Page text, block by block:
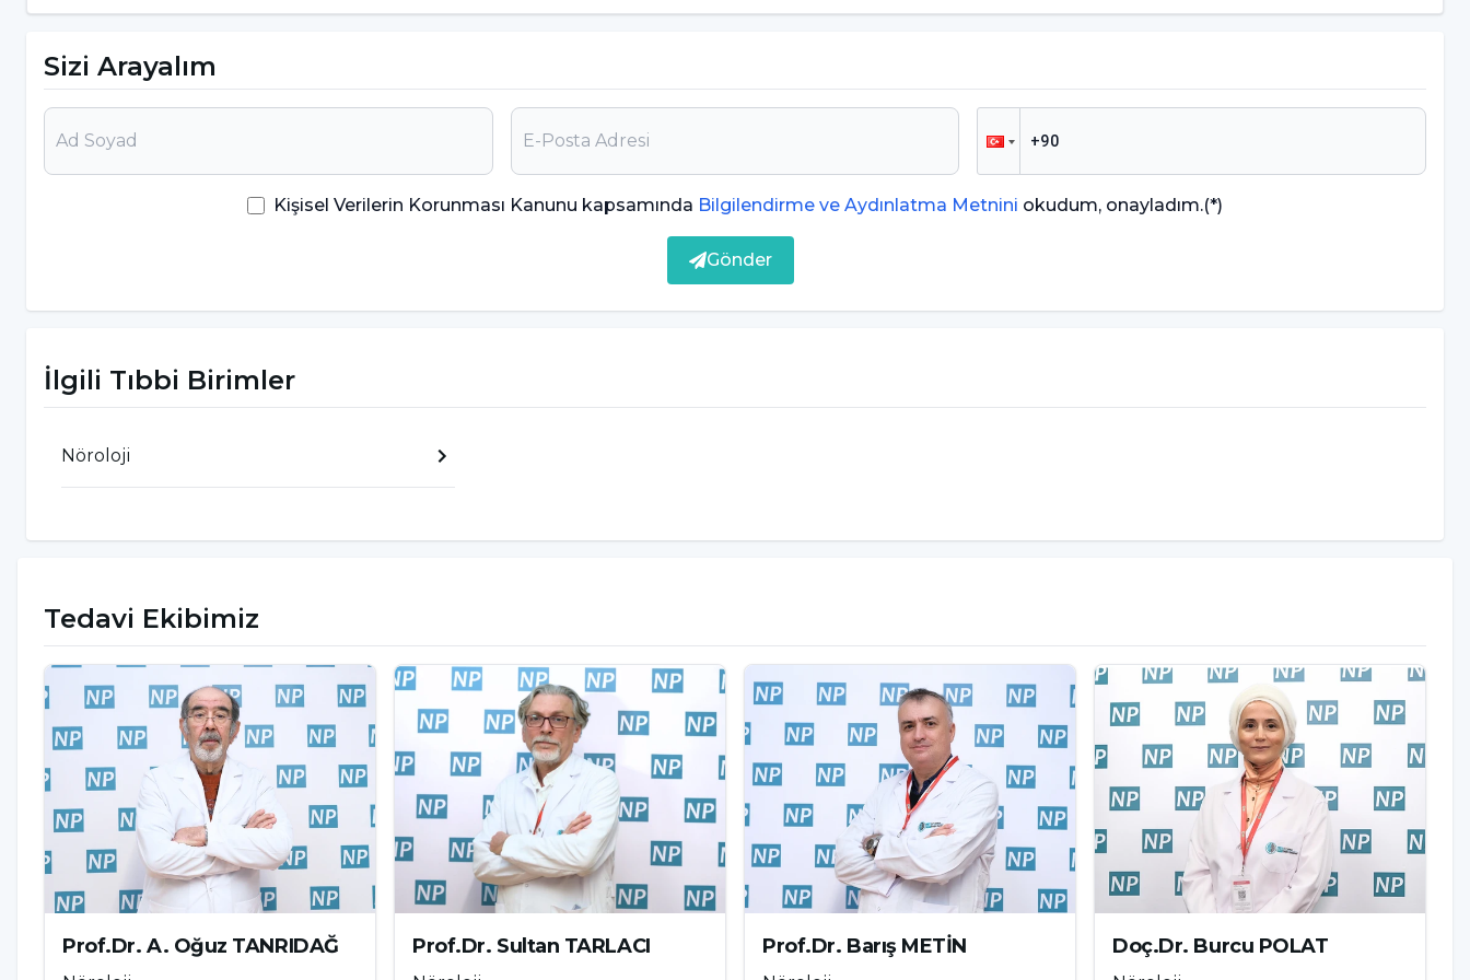
İleri Yaş: Yaş ilerledikçe inme riski artar. 55 yaş ve üzerindeki kişilerde inme daha yaygın görülür.
Stres ve Anksiyete:Uzun süreli stres, kan basıncını yükseltebilir ve damar sağlığını bozabilir, bu da
inme riskini artıran bir faktördür.
İskemik inme, beyin damarlarının bir pıhtı veya daralma nedeniyle tıkanması sonucu beyin
%85'ini oluşturur ve genellikle ani başlangıç gösterir.
Vücudun bir tarafında güçsüzlük veya felç
Görme kaybı veya çift görme
Denge kaybı ve koordinasyon problemleri
Şiddetli baş ağrısı (bazı durumlarda)
Bilinç kaybı veya kafa karışıklığı
İskemik inme tedavisi zaman açısından kritik öneme sahiptir. Beyin hasarını önlemek için mümkün
olan en kısa sürede müdahale edilmelidir. İskemik inme, beyin damarlarındaki tıkanıklık nedeniyle
oksijen eksikliği yaşayan beyin hücrelerinin ölümüne yol açar. Erken teşhis ve tedavi, beyin hasarını
en aza indirgemek ve hastanın iyileşme sürecini hızlandırmak için çok önemlidir.
Hemorajik İnme
Sizi Arayalım
Kişisel Verilerin Korunması Kanunu kapsamında Bilgilendirme ve Aydınlatma Metnini okudum, onayladım.(*)
Gönder
İlgili Tıbbi Birimler
Nöroloji
Tedavi Ekibimiz
Prof.Dr. A. Oğuz TANRIDAĞ Prof.Dr. Sultan TARLACI Prof.Dr. Barış METİN Doç.Dr. Burcu POLAT